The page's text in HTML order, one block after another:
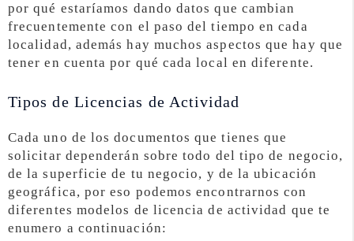
por qué estaríamos dando datos que cambian
frecuentemente con el paso del tiempo en cada
localidad, además hay muchos aspectos que hay que
tener en cuenta por qué cada local en diferente.
Tipos de Licencias de Actividad
Cada uno de los documentos que tienes que
solicitar dependerán sobre todo del tipo de negocio,
de la superficie de tu negocio, y de la ubicación
geográfica, por eso podemos encontrarnos con
diferentes modelos de licencia de actividad que te
enumero a continuación: